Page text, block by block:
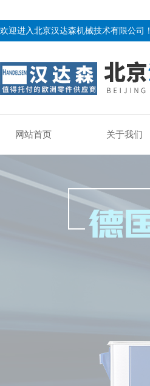
欢迎进入北京汉达森机械技术有限公司！
网站首页 关于我们